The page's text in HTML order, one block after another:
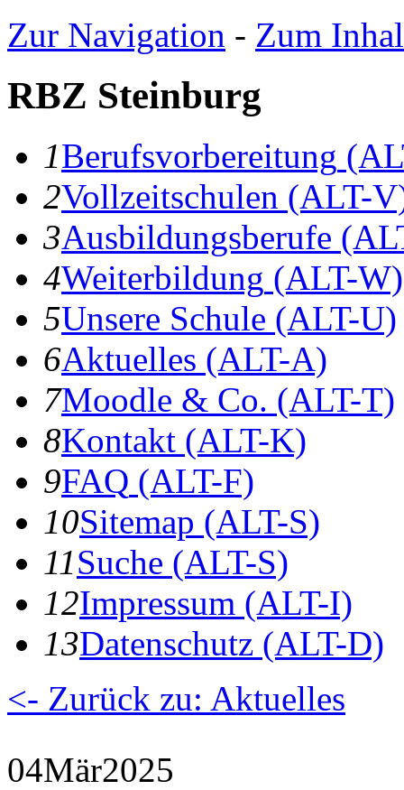
Zur Navigation - Zum
RBZ Steinburg
1Berufsvorbereitung
2Vollzeitschulen (ALT-
3Ausbildungsberufe
4Weiterbildung (ALT-W)
5Unsere Schule (ALT-U)
6Aktuelles (ALT-A)
7Moodle & Co. (ALT-T)
8Kontakt (ALT-K)
9FAQ (ALT-F)
10Sitemap (ALT-S)
11Suche (ALT-S)
12Impressum (ALT-I)
13Datenschutz (ALT-D)
<- Zurück zu: Aktuelles
04Mär2025